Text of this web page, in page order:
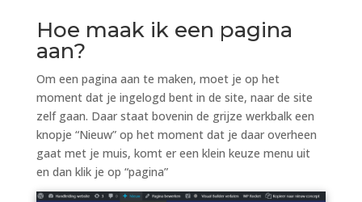
Hoe maak ik een pagina
aan?
Om een pagina aan te maken, moet je op het
moment dat je ingelogd bent in de site, naar de site
zelf gaan. Daar staat bovenin de grijze werkbalk een
knopje “Nieuw” op het moment dat je daar overheen
gaat met je muis, komt er een klein keuze menu uit
en dan klik je op “pagina”